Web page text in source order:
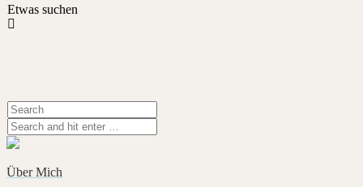
Etwas suchen
Über Mich